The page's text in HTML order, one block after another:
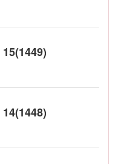
15(1449)
14(1448)